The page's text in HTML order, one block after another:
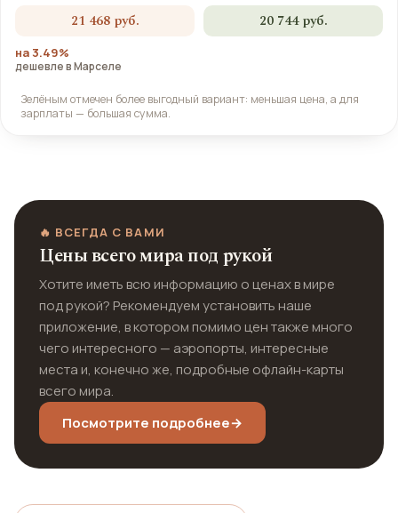
21 468 руб. 20 744 руб.
на 3.49%
дешевле в Марселе
Зелёным отмечен более выгодный вариант: меньшая цена, а для
зарплаты — большая сумма.
🔥 ВСЕГДА С ВАМИ
Цены всего мира под рукой
Хотите иметь всю информацию о ценах в мире
под рукой? Рекомендуем установить наше
приложение, в котором помимо цен также много
чего интересного — аэропорты, интересные
места и, конечно же, подробные офлайн-карты
всего мира.
Посмотрите подробнее→